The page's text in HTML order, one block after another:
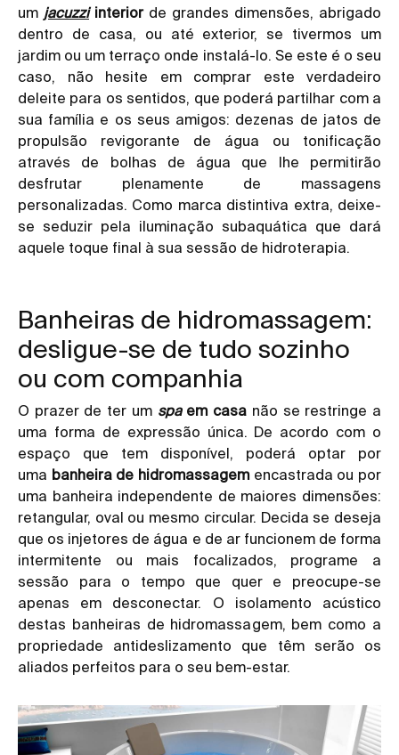
um jacuzziinteriorde grandes dimensões, abrigado
dentro de casa, ou até exterior, se tivermos um
jardim ou um terraço onde instalá-lo. Se este é o seu
caso, não hesite em comprar este verdadeiro
deleite para os sentidos, que poderá partilhar com a
sua família e os seus amigos: dezenas de jatos de
propulsão revigorante de água ou tonificação
através de bolhas de água que lhe permitirão
desfrutar plenamente de massagens
personalizadas. Como marca distintiva extra, deixe-
se seduzir pela iluminação subaquática que dará
aquele toque final à sua sessão de hidroterapia.
Banheiras de hidromassagem:
desligue-se de tudo sozinho
ou com companhia
O prazer de ter um spaem casa não se restringe a
uma forma de expressão única. De acordo com o
espaço que tem disponível, poderá optar por
uma banheira de hidromassagemencastrada ou por
uma banheira independente de maiores dimensões:
retangular, oval ou mesmo circular. Decida se deseja
que os injetores de água e de ar funcionem de forma
intermitente ou mais focalizados, programe a
sessão para o tempo que quer e preocupe-se
apenas em desconectar. O isolamento acústico
destas banheiras de hidromassagem, bem como a
propriedade antideslizamento que têm serão os
aliados perfeitos para o seu bem-estar.